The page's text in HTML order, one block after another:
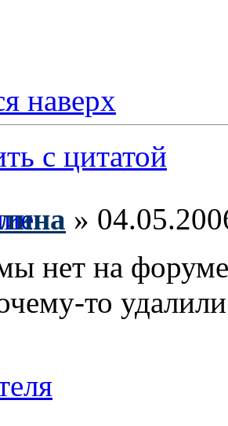
наверх
с цитатой
»
нет на
то